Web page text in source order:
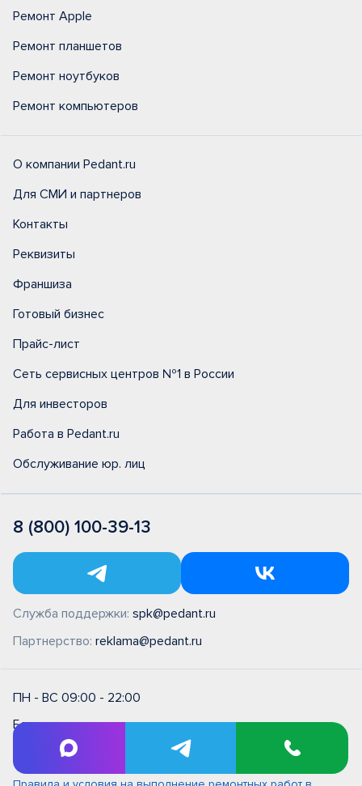
Ремонт Apple
Ремонт планшетов
Ремонт ноутбуков
Ремонт компьютеров
О компании Pedant.ru
Для СМИ и партнеров
Контакты
Реквизиты
Франшиза
Готовый бизнес
Прайс-лист
Сеть сервисных центров №1 в России
Для инвесторов
Работа в Pedant.ru
Обслуживание юр. лиц
8 (800) 100-39-13
Служба поддержки: spk@pedant.ru
Партнерство: reklama@pedant.ru
ПН - ВС 09:00 - 22:00
Без выходных
Оплата банковской картой